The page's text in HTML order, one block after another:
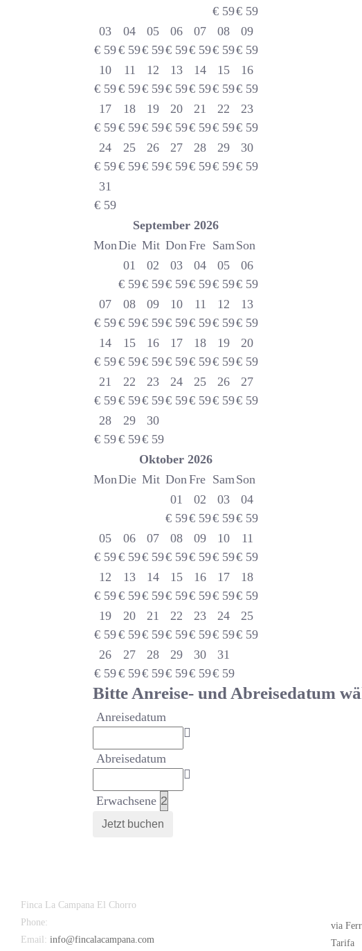
€ 59€ 59
03
€ 59
04
€ 59
05
€ 59
06
€ 59
07
€ 59
08
€ 59
09
€ 59
10
€ 59
11
€ 59
12
€ 59
13
€ 59
14
€ 59
15
€ 59
16
€ 59
17
€ 59
18
€ 59
19
€ 59
20
€ 59
21
€ 59
22
€ 59
23
€ 59
24
€ 59
25
€ 59
26
€ 59
27
€ 59
28
€ 59
29
€ 59
30
€ 59
31
€ 59
September 2026
MonDie Mit Don Fre Sam Son
01
€ 59
02
€ 59
03
€ 59
04
€ 59
05
€ 59
06
€ 59
07
€ 59
08
€ 59
09
€ 59
10
€ 59
11
€ 59
12
€ 59
13
€ 59
14
€ 59
15
€ 59
16
€ 59
17
€ 59
18
€ 59
19
€ 59
20
€ 59
21
€ 59
22
€ 59
23
€ 59
24
€ 59
25
€ 59
26
€ 59
27
€ 59
28
€ 59
29
€ 59
30
€ 59
Oktober 2026
MonDie Mit Don Fre Sam Son
01
€ 59
02
€ 59
03
€ 59
04
€ 59
05
€ 59
06
€ 59
07
€ 59
08
€ 59
09
€ 59
10
€ 59
11
€ 59
12
€ 59
13
€ 59
14
€ 59
15
€ 59
16
€ 59
17
€ 59
18
€ 59
19
€ 59
20
€ 59
21
€ 59
22
€ 59
23
€ 59
24
€ 59
25
€ 59
26
€ 59
27
€ 59
28
€ 59
29
€ 59
30
€ 59
31
€ 59
Bitte Anreise- und Abreisedatum
Anreisedatum
Abreisedatum
Erwachsene
Finca La Campana El Chorro
Phone:
Email: info@fincalacampana.com
via
Tarifa